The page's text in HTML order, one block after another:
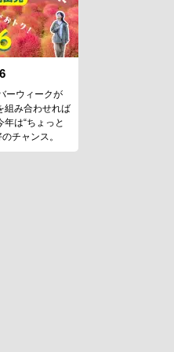
ーウィークが
組み合わせれば
は“ちょっと
チャンス。